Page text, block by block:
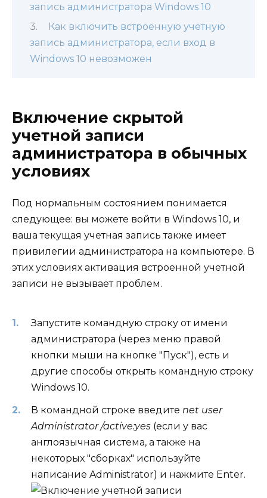
запись администратора Windows 10
Как включить встроенную учетную
запись администратора, если вход в
Windows 10 невозможен
Включение скрытой
учетной записи
администратора в обычных
условиях
Под нормальным состоянием понимается
следующее: вы можете войти в Windows 10, и
ваша текущая учетная запись также имеет
привилегии администратора на компьютере. В
этих условиях активация встроенной учетной
записи не вызывает проблем.
Запустите командную строку от имени
администратора (через меню правой
кнопки мыши на кнопке "Пуск"), есть и
другие способы открыть командную строку
Windows 10.
В командной строке введите net user
Administrator /active:yes (если у вас
англоязычная система, а также на
некоторых "сборках" используйте
написание Administrator) и нажмите Enter.